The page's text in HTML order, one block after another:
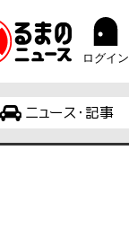
ログイン
ニュース・記事